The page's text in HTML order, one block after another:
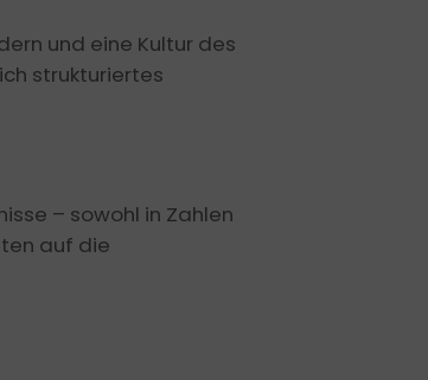
und eine Kultur des
strukturiertes
– sowohl in Zahlen
auf die